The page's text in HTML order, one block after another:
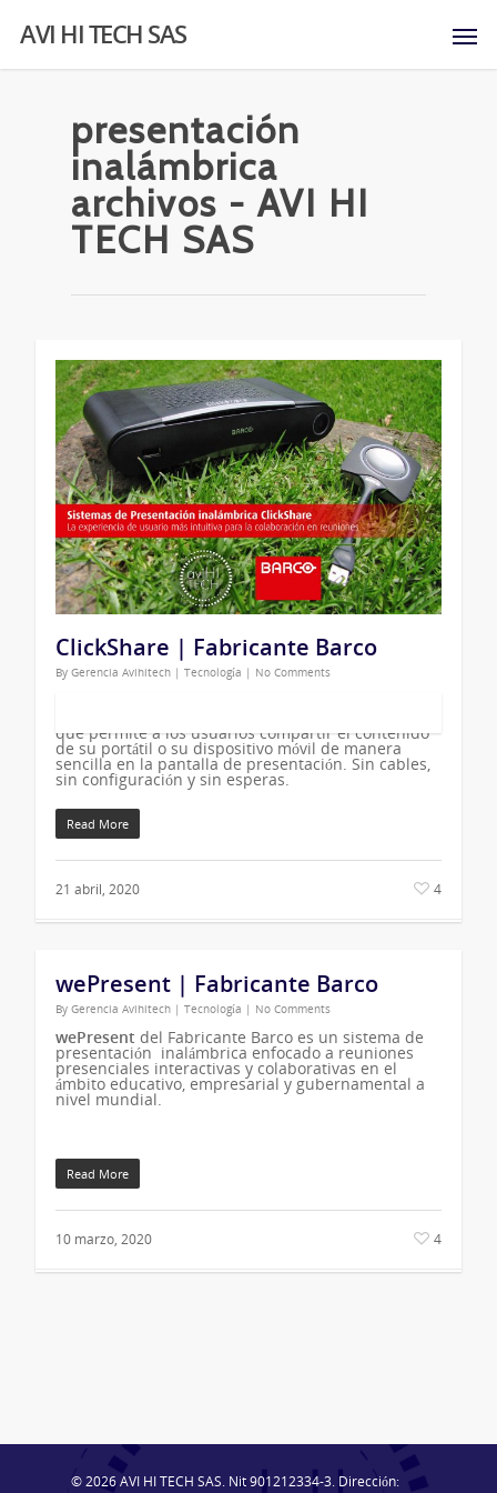
AVI HI TECH SAS
presentación
inalámbrica
archivos - AVI HI
TECH SAS
ClickShare | Fabricante Barco
By Gerencia Avihitech | Tecnología | No Comments
que permite a los usuarios compartir el contenido
de su portátil o su dispositivo móvil de manera
sencilla en la pantalla de presentación. Sin cables,
sin configuración y sin esperas.
Read More
21 abril, 2020 4
wePresent | Fabricante Barco
By Gerencia Avihitech | Tecnología | No Comments
wePresent del Fabricante Barco es un sistema de
presentación inalámbrica enfocado a reuniones
presenciales interactivas y colaborativas en el
ámbito educativo, empresarial y gubernamental a
nivel mundial.
Read More
10 marzo, 2020 4
© 2026 AVI HI TECH SAS. Nit 901212334-3. Dirección: